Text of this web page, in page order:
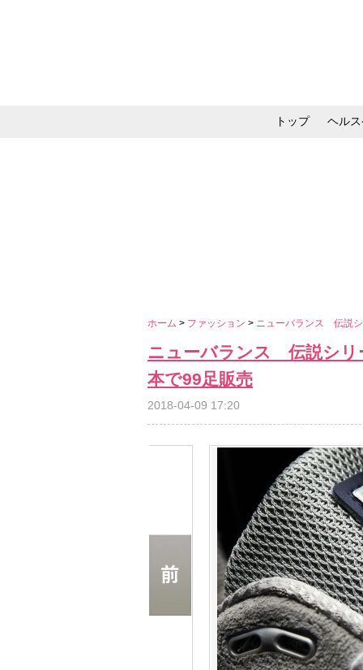
トップ ヘル
ホーム > ファッション > ニューバランス 伝説シ
ニューバランス 伝説シリ
本で99足販売
2018-04-09 17:20